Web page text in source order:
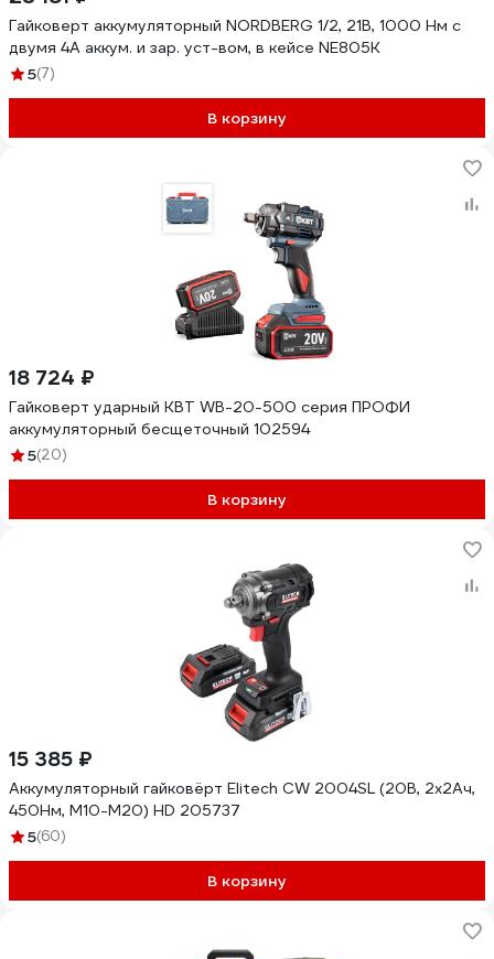
Гайковерт аккумуляторный NORDBERG 1/2, 21В, 1000 Нм с
двумя 4A аккум. и зар. уст-вом, в кейсе NE805K
5(7)
В корзину
18 724 ₽
Гайковерт ударный КВТ WB-20-500 серия ПРОФИ
аккумуляторный бесщеточный 102594
5(20)
В корзину
15 385 ₽
Аккумуляторный гайковёрт Elitech CW 2004SL (20В, 2х2Ач,
450Нм, М10-М20) HD 205737
5(60)
В корзину